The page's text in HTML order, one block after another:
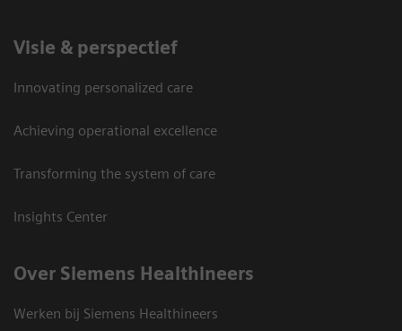
Visie & perspectief
Innovating personalized care
Achieving operational excellence
Transforming the system of care
Insights Center
Over Siemens Healthineers
Werken bij Siemens Healthineers